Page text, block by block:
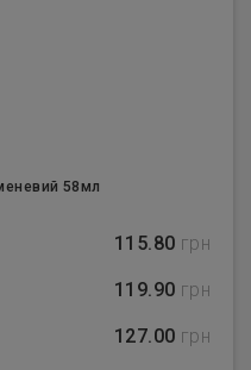
58мл
115.80 грн
119.90 грн
127.00 грн